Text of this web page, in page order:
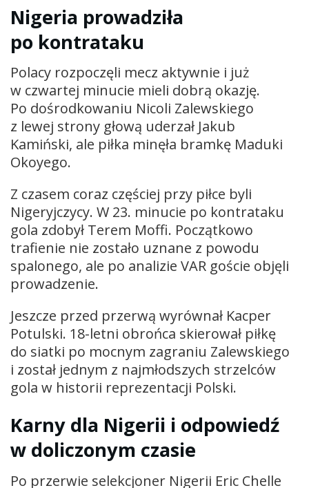
Nigeria prowadziła
po kontrataku
Polacy rozpoczęli mecz aktywnie i już
w czwartej minucie mieli dobrą okazję.
Po dośrodkowaniu Nicoli Zalewskiego
z lewej strony głową uderzał Jakub
Kamiński, ale piłka minęła bramkę Maduki
Okoyego.
Z czasem coraz częściej przy piłce byli
Nigeryjczycy. W 23. minucie po kontrataku
gola zdobył Terem Moffi. Początkowo
trafienie nie zostało uznane z powodu
spalonego, ale po analizie VAR goście objęli
prowadzenie.
Jeszcze przed przerwą wyrównał Kacper
Potulski. 18-letni obrońca skierował piłkę
do siatki po mocnym zagraniu Zalewskiego
i został jednym z najmłodszych strzelców
gola w historii reprezentacji Polski.
Karny dla Nigerii i odpowiedź
w doliczonym czasie
Po przerwie selekcjoner Nigerii Eric Chelle